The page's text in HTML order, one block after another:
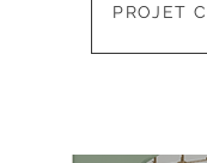
PROJET